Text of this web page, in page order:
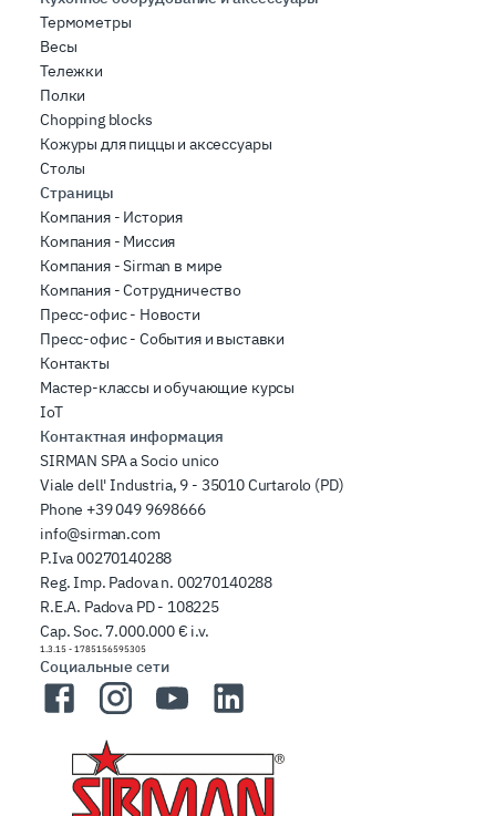
Термометры
Весы
Тележки
Полки
Chopping blocks
Кожуры для пиццы и аксессуары
Столы
Страницы
Компания - История
Компания - Миссия
Компания - Sirman в мире
Компания - Сотрудничество
Пресс-офис - Новости
Пресс-офис - События и выставки
Контакты
Мастер-классы и обучающие курсы
IoT
Контактная информация
SIRMAN SPA a Socio unico
Viale dell' Industria, 9 - 35010 Curtarolo (PD)
Phone +39 049 9698666
info@sirman.com
P.Iva 00270140288
Reg. Imp. Padova n. 00270140288
R.E.A. Padova PD - 108225
Cap. Soc. 7.000.000 € i.v.
1.3.15 - 1785156595305
Социальные сети
FacebookInstagramYouTubeLinkedIn